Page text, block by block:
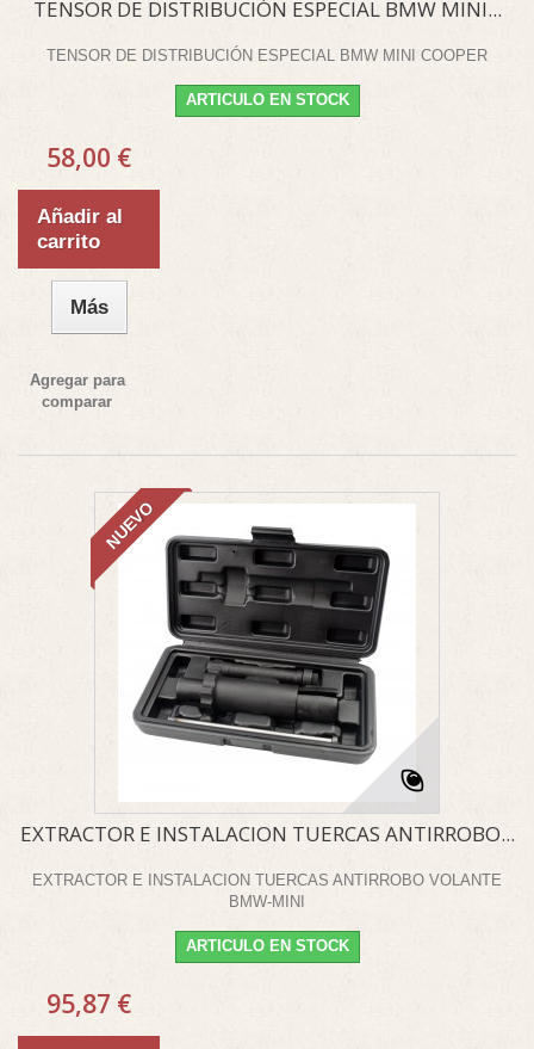
TENSOR DE DISTRIBUCIÓN ESPECIAL BMW MINI...
TENSOR DE DISTRIBUCIÓN ESPECIAL BMW MINI COOPER
ARTICULO EN STOCK
58,00 €
Añadir al
carrito
Más
Agregar para
comparar
NUEVO
EXTRACTOR E INSTALACION TUERCAS ANTIRROBO...
EXTRACTOR E INSTALACION TUERCAS ANTIRROBO VOLANTE
BMW-MINI
ARTICULO EN STOCK
95,87 €